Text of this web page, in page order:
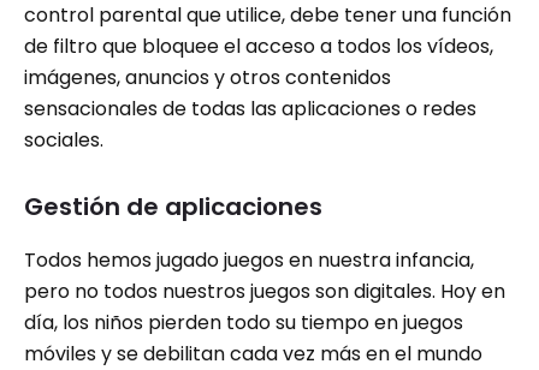
control parental que utilice, debe tener una función
de filtro que bloquee el acceso a todos los vídeos,
imágenes, anuncios y otros contenidos
sensacionales de todas las aplicaciones o redes
sociales.
Gestión de aplicaciones
Todos hemos jugado juegos en nuestra infancia,
pero no todos nuestros juegos son digitales. Hoy en
día, los niños pierden todo su tiempo en juegos
móviles y se debilitan cada vez más en el mundo